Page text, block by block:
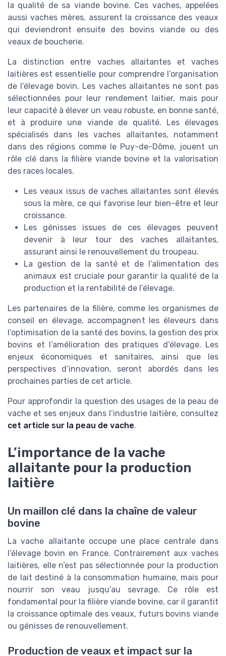
la qualité de sa viande bovine. Ces vaches, appelées
aussi vaches mères, assurent la croissance des veaux
qui deviendront ensuite des bovins viande ou des
veaux de boucherie.
La distinction entre vaches allaitantes et vaches
laitières est essentielle pour comprendre l’organisation
de l’élevage bovin. Les vaches allaitantes ne sont pas
sélectionnées pour leur rendement laitier, mais pour
leur capacité à élever un veau robuste, en bonne santé,
et à produire une viande de qualité. Les élevages
spécialisés dans les vaches allaitantes, notamment
dans des régions comme le Puy-de-Dôme, jouent un
rôle clé dans la filière viande bovine et la valorisation
des races locales.
Les veaux issus de vaches allaitantes sont élevés
sous la mère, ce qui favorise leur bien-être et leur
croissance.
Les génisses issues de ces élevages peuvent
devenir à leur tour des vaches allaitantes,
assurant ainsi le renouvellement du troupeau.
La gestion de la santé et de l’alimentation des
animaux est cruciale pour garantir la qualité de la
production et la rentabilité de l’élevage.
Les partenaires de la filière, comme les organismes de
conseil en élevage, accompagnent les éleveurs dans
l’optimisation de la santé des bovins, la gestion des prix
bovins et l’amélioration des pratiques d’élevage. Les
enjeux économiques et sanitaires, ainsi que les
perspectives d’innovation, seront abordés dans les
prochaines parties de cet article.
Pour approfondir la question des usages de la peau de
vache et ses enjeux dans l’industrie laitière, consultez
cet article sur la peau de vache.
L’importance de la vache
allaitante pour la production
laitière
Un maillon clé dans la chaîne de valeur
bovine
La vache allaitante occupe une place centrale dans
l’élevage bovin en France. Contrairement aux vaches
laitières, elle n’est pas sélectionnée pour la production
de lait destiné à la consommation humaine, mais pour
nourrir son veau jusqu’au sevrage. Ce rôle est
fondamental pour la filière viande bovine, car il garantit
la croissance optimale des veaux, futurs bovins viande
ou génisses de renouvellement.
Production de veaux et impact sur la